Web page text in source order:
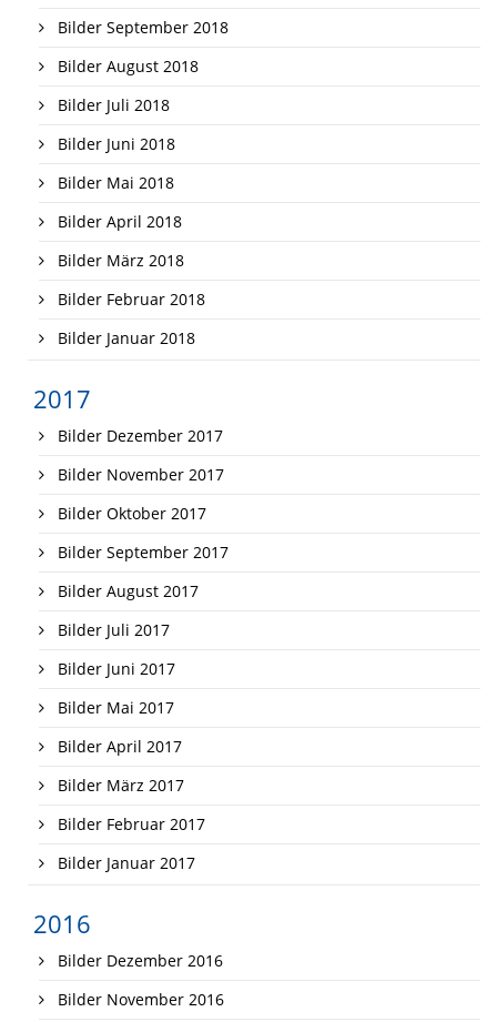
Bilder September 2018
Bilder August 2018
Bilder Juli 2018
Bilder Juni 2018
Bilder Mai 2018
Bilder April 2018
Bilder März 2018
Bilder Februar 2018
Bilder Januar 2018
2017
Bilder Dezember 2017
Bilder November 2017
Bilder Oktober 2017
Bilder September 2017
Bilder August 2017
Bilder Juli 2017
Bilder Juni 2017
Bilder Mai 2017
Bilder April 2017
Bilder März 2017
Bilder Februar 2017
Bilder Januar 2017
2016
Bilder Dezember 2016
Bilder November 2016